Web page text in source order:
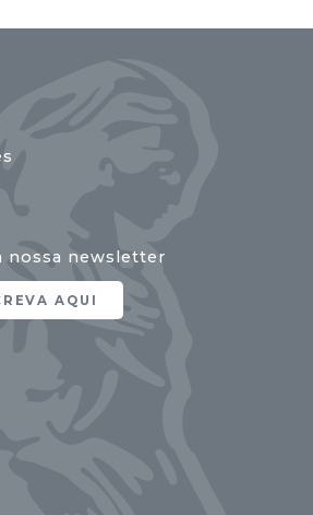
nossa newsletter
AQUI